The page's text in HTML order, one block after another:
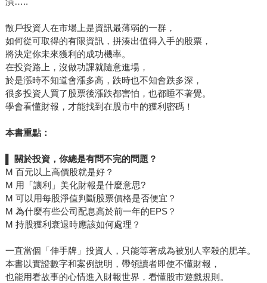
散戶投資人在市場上是資訊最薄弱的一群，
如何從可取得的有限資訊，拼湊出值得入手的股票，
將決定你未來獲利的成功機率。
在投資路上，沒做功課就隨意進場，
於是漲時不知道會漲多高，跌時也不知會跌多深，
很多投資人買了股票後漲跌都害怕，也都睡不著覺。
學會看懂財報，才能找到在股市中的獲利密碼！
本書重點：
關於投資，你總是有問不完的問題？
M 百元以上高價股就是好？
M 用「讓利」美化財報是什麼意思?
M 可以用每股淨值判斷股票價格是否便宜？
M 為什麼有些公司配息高於前一年的EPS？
M 持股獲利衰退時應該如何處理？
一直當個「伸手牌」投資人，只能等著成為被別人宰殺的肥羊。
本書以實證數字和案例說明，帶領讀者即使不懂財報，
也能用看故事的心情進入財報世界，看懂股市遊戲規則。